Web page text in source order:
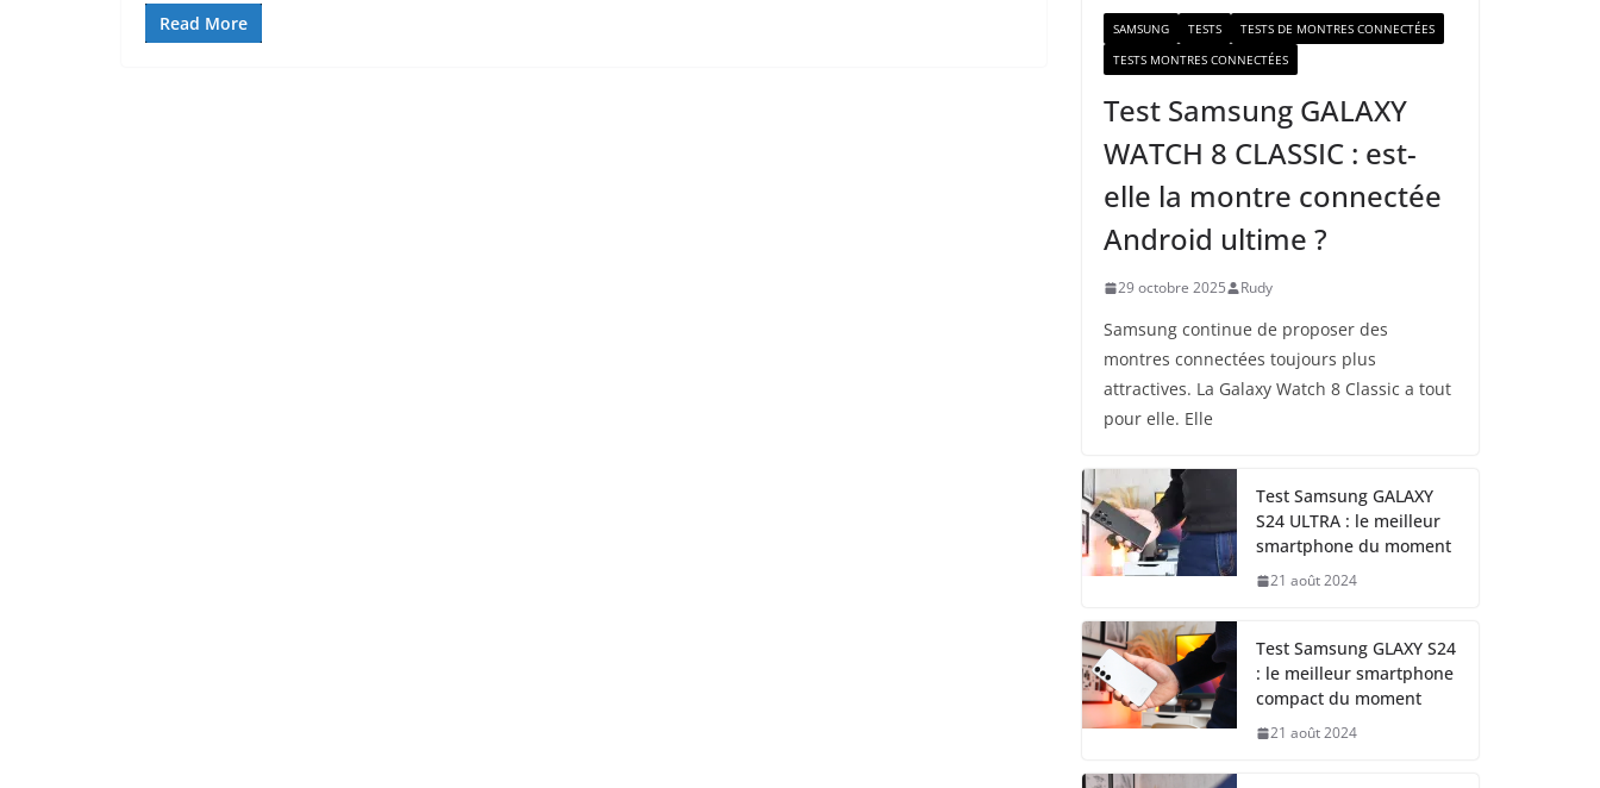
Read More SAMSUNG TESTS
TESTS DE MONTRES CONNECTÉES
TESTS MONTRES CONNECTÉES
Test Samsung GALAXY
WATCH 8 CLASSIC : est-
elle la montre connectée
Android ultime ?
29 octobre 2025 Rudy
Samsung continue de proposer des
montres connectées toujours plus
attractives. La Galaxy Watch 8 Classic a tout
pour elle. Elle
Test Samsung GALAXY
S24 ULTRA : le meilleur
smartphone du moment
21 août 2024
Test Samsung GLAXY S24
: le meilleur smartphone
compact du moment
21 août 2024